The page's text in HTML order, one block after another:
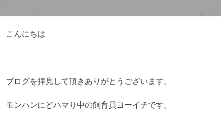
こんにちは
ブログを拝見して頂きありがとうございます。
モンハンにどハマり中の飼育員ヨーイチです。